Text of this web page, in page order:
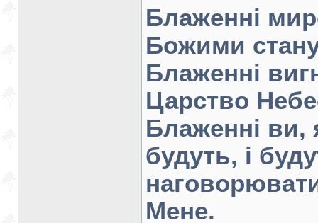
Блаженні
Божими
Блаженні
Царство
Блаженні ви,
будуть, і
Мене.